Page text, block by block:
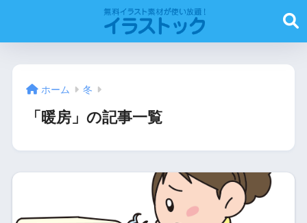
ホーム 冬
「暖房」の記事一覧